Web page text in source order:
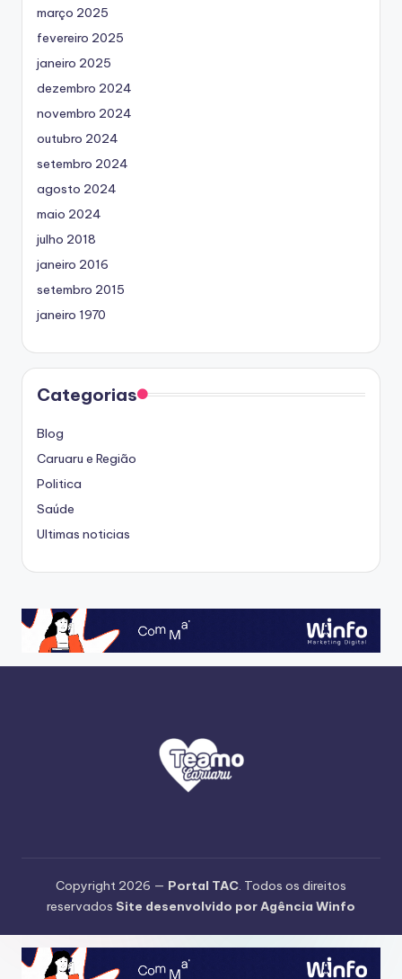
março 2025
fevereiro 2025
janeiro 2025
dezembro 2024
novembro 2024
outubro 2024
setembro 2024
agosto 2024
maio 2024
julho 2018
janeiro 2016
setembro 2015
janeiro 1970
Categorias
Blog
Caruaru e Região
Politica
Saúde
Ultimas noticias
Copyright 2026 — Portal TAC. Todos os direitos
reservados Site desenvolvido por Agência Winfo